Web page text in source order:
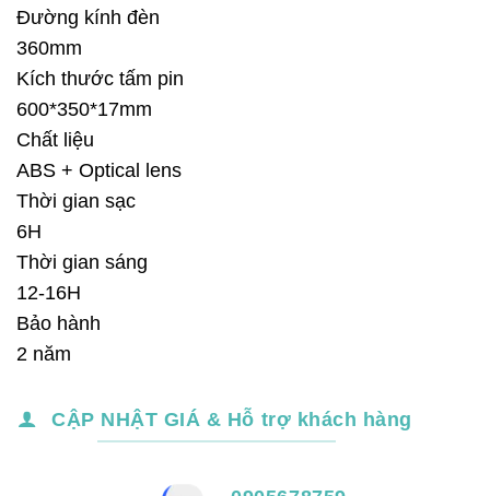
Đường kính đèn
360mm
Kích thước tấm pin
600*350*17mm
Chất liệu
ABS + Optical lens
Thời gian sạc
6H
Thời gian sáng
12-16H
Bảo hành
2 năm
CẬP NHẬT GIÁ & Hỗ trợ khách hàng